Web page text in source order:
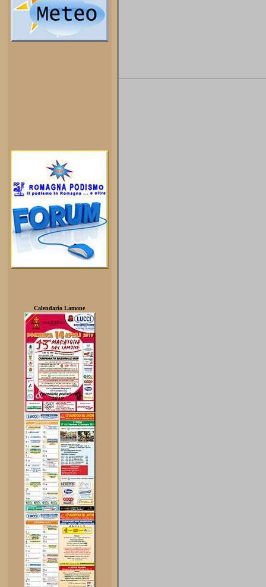
Calendario Lamone